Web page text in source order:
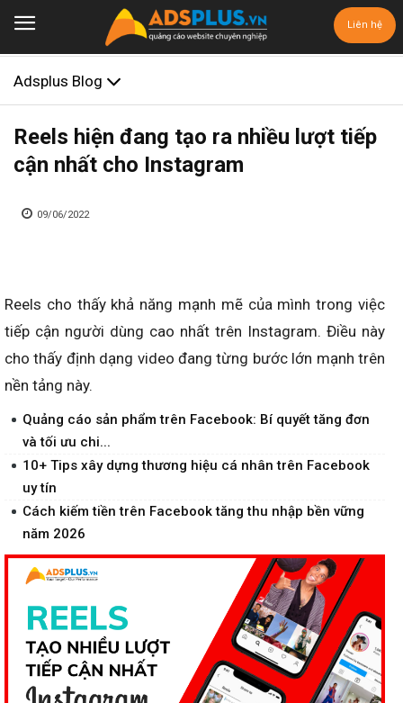
Liên hệ
Adsplus Blog
Reels hiện đang tạo ra nhiều lượt tiếp
cận nhất cho Instagram
09/06/2022
Reels cho thấy khả năng mạnh mẽ của mình trong việc
tiếp cận người dùng cao nhất trên Instagram. Điều này
cho thấy định dạng video đang từng bước lớn mạnh trên
nền tảng này.
Quảng cáo sản phẩm trên Facebook: Bí quyết tăng đơn
và tối ưu chi...
10+ Tips xây dựng thương hiệu cá nhân trên Facebook
uy tín
Cách kiếm tiền trên Facebook tăng thu nhập bền vững
năm 2026